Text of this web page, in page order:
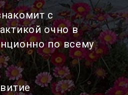
с
очно в
по всему